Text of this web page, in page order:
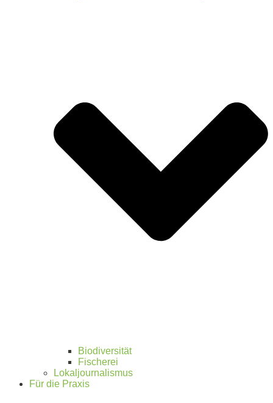
Biodiversität
Fischerei
Lokaljournalismus
Für die Praxis